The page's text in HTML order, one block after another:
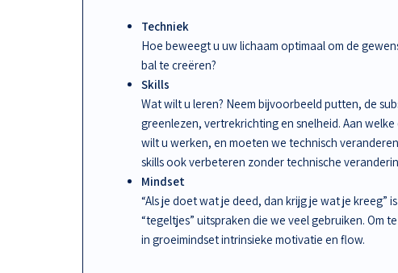
Techniek
Hoe beweegt u uw lichaam optimaal om de
bal te creëren?
Skills
Wat wilt u leren? Neem bijvoorbeeld putten, de
greenlezen, vertrekrichting en snelheid. Aan
wilt u werken, en moeten we technisch
skills ook verbeteren zonder technische
Mindset
“Als je doet wat je deed, dan krijg je wat je kreeg”
“tegeltjes” uitspraken die we veel gebruiken. Om
in groeimindset intrinsieke motivatie en flow.